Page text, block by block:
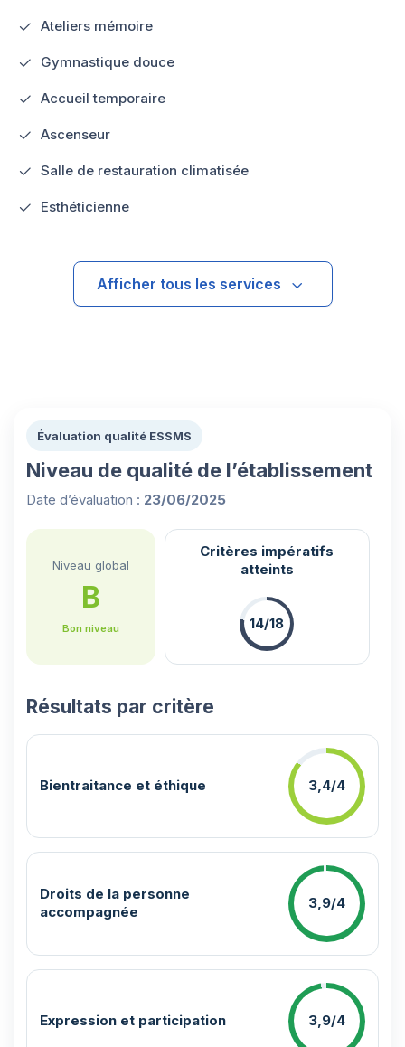
Ateliers mémoire
Gymnastique douce
Accueil temporaire
Ascenseur
Salle de restauration climatisée
Esthéticienne
Afficher tous les services
Évaluation qualité ESSMS
Niveau de qualité de l’établissement
Date d’évaluation : 23/06/2025
Niveau global
B
Bon niveau
Critères impératifs
atteints
14/18
Résultats par critère
Bientraitance et éthique 3,4/4
Droits de la personne
accompagnée
3,9/4
Expression et participation 3,9/4